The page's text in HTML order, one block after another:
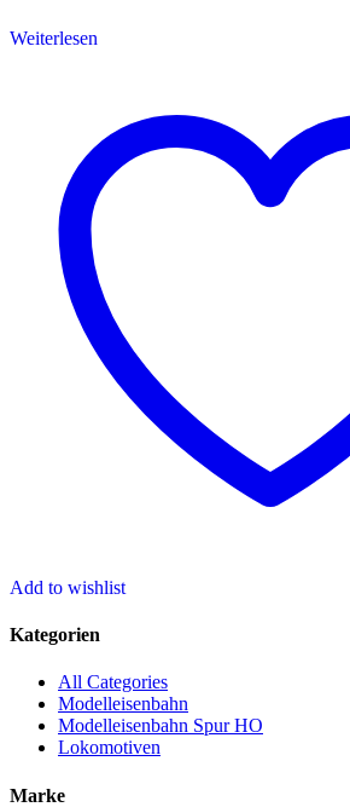
Weiterlesen
Add to wishlist
Kategorien
All Categories
Modelleisenbahn
Modelleisenbahn Spur HO
Lokomotiven
Marke